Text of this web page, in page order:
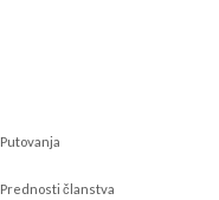
Putovanja
Prednosti članstva